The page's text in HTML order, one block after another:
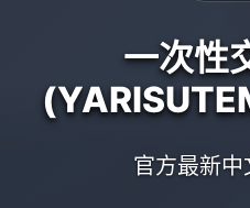
一次性
官方最新